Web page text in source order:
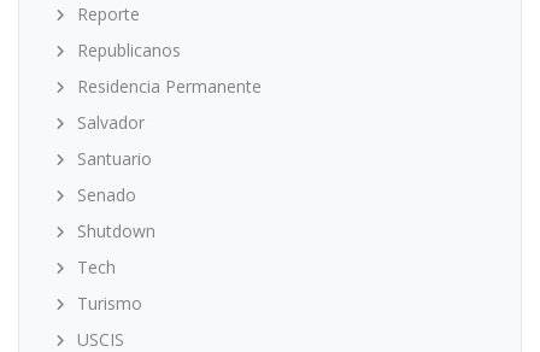
Reporte
Republicanos
Residencia Permanente
Salvador
Santuario
Senado
Shutdown
Tech
Turismo
USCIS